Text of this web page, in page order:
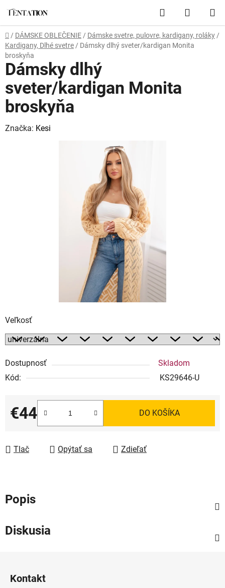
obsah
Hľadať
KOŠÍK
Domov
/ DÁMSKE OBLEČENIE / Dámske svetre, pulovre, kardigany, roláky /
Kardigany, Dlhé svetre / Dámsky dlhý sveter/kardigan Monita
broskyňa
Veľkosť
Dostupnosť
Skladom
Kód:
KS29646-U
€44
Jednotková cena:
DO KOŠÍKA
Tlač Opýtať sa Zdieľať
Dámsky dlhý
sveter/kardigan Monita
broskyňa
Značka: Kesi
Popis
Diskusia
Kontakt